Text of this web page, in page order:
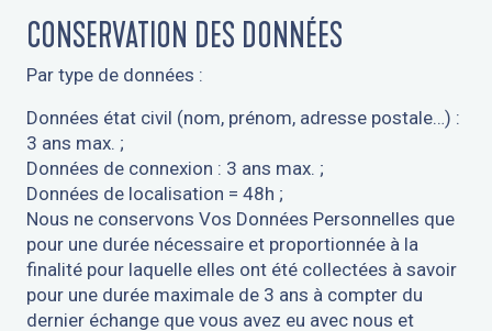
CONSERVATION DES DONNÉES
Par type de données :
Données état civil (nom, prénom, adresse postale…) :
3 ans max. ;
Données de connexion : 3 ans max. ;
Données de localisation = 48h ;
Nous ne conservons Vos Données Personnelles que
pour une durée nécessaire et proportionnée à la
finalité pour laquelle elles ont été collectées à savoir
pour une durée maximale de 3 ans à compter du
dernier échange que vous avez eu avec nous et